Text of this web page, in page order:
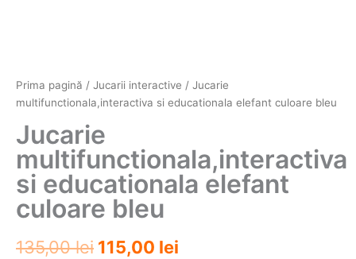
Prima pagină / Jucarii interactive / Jucarie
multifunctionala,interactiva si educationala elefant culoare bleu
Jucarie
multifunctionala,interactiva
si educationala elefant
culoare bleu
135,00lei Prețul
115,00 lei